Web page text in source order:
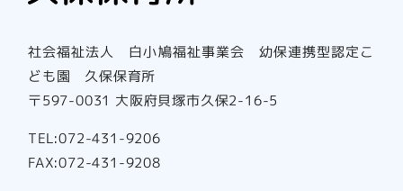
社会福祉法人 白小鳩福祉事業会 幼保連携型認定こ
ども園 久保保育所
〒597-0031 大阪府貝塚市久保2-16-5
TEL:072-431-9206
FAX:072-431-9208